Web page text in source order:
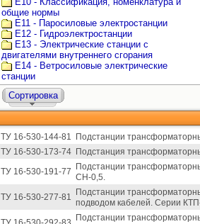
общие нормы
Е11 - Паросиловые электростанции
Е12 - Гидроэлектростанции
Е13 - Электрические станции с
двигателями внутреннего сгорания
Е14 - Ветросиловые электрические
станции
Сортировка
ТУ 16-530-144-81
Подстанции
ТУ 16-530-173-74 Подстанция
ТУ 16-530-191-77
Подстанции
СН-0,5.
ТУ 16-530-277-81
Подстанции
подводом кабелей. Серии
Подстанции